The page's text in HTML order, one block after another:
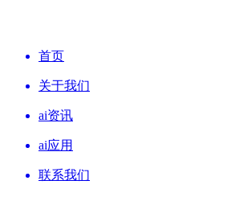
首页
关于我们
ai资讯
ai应用
联系我们